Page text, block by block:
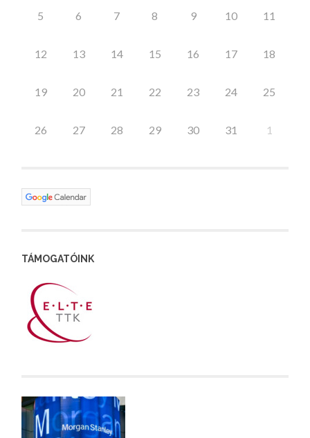
5 6 7 8 9 10 11
12 13 14 15 16 17 18
19 20 21 22 23 24 25
26 27 28 29 30 31 1
TÁMOGATÓINK